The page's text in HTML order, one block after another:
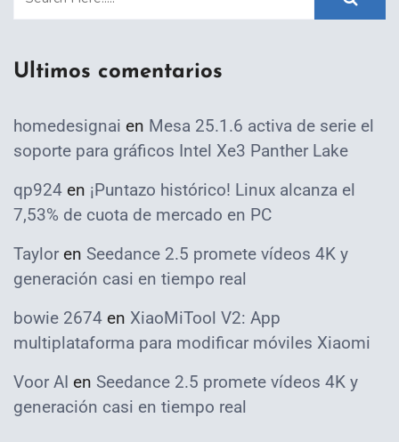
Ultimos comentarios
homedesignai en Mesa 25.1.6 activa de serie el
soporte para gráficos Intel Xe3 Panther Lake
qp924 en ¡Puntazo histórico! Linux alcanza el
7,53% de cuota de mercado en PC
Taylor en Seedance 2.5 promete vídeos 4K y
generación casi en tiempo real
bowie 2674 en XiaoMiTool V2: App
multiplataforma para modificar móviles Xiaomi
Voor AI en Seedance 2.5 promete vídeos 4K y
generación casi en tiempo real